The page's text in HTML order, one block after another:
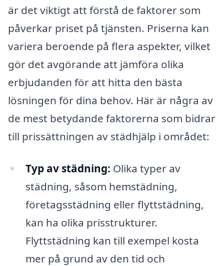
är det viktigt att förstå de faktorer som
påverkar priset på tjänsten. Priserna kan
variera beroende på flera aspekter, vilket
gör det avgörande att jämföra olika
erbjudanden för att hitta den bästa
lösningen för dina behov. Här är några av
de mest betydande faktorerna som bidrar
till prissättningen av städhjälp i området:
Typ av städning: Olika typer av
städning, såsom hemstädning,
företagsstädning eller flyttstädning,
kan ha olika prisstrukturer.
Flyttstädning kan till exempel kosta
mer på grund av den tid och